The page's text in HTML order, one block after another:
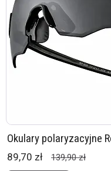
Okulary polaryzacyjne
89,70 zł 139,90 zł